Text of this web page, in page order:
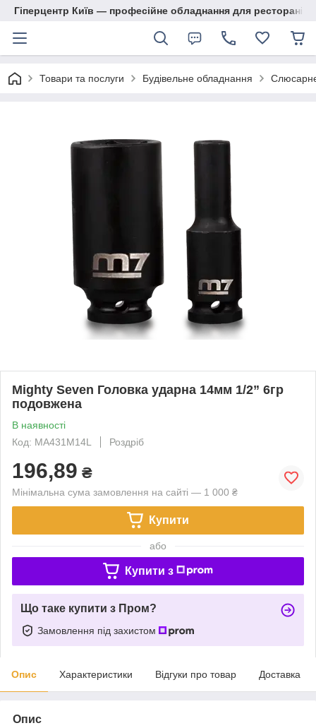
Гіперцентр Київ — професійне обладнання для ресторанів,
Товари та послуги Будівельне обладнання
Mighty Seven Головка ударна 14мм 1/2” 6гр
подовжена
В наявності
Код: MA431M14L
Роздріб
196,89 ₴
Мінімальна сума замовлення на сайті — 1 000 ₴
Купити
або
Купити з
Що таке купити з Пром?
Замовлення під захистом
Опис Характеристики Відгуки про товар Доставка
Опис